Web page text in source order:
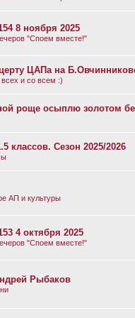
8 ноября 2025
"Споем вместе!"
ЦАПа на
и со всем :)
роще осыплю золотом
классов. Сезон 2025/2026
АП и культуры
4 октября 2025
"Споем вместе!"
Рыбаков